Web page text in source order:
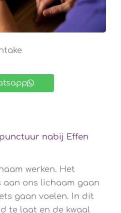
nabij Effen
werken. Het
aan ons lichaam gaan
gaan voelen. In dit
te laat en de kwaal